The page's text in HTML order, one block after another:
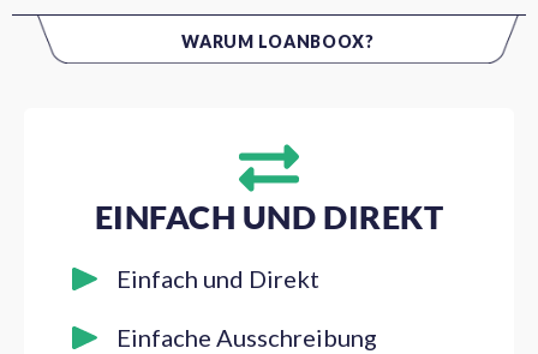
WARUM LOANBOOX?
EINFACH UND DIREKT
Einfach und Direkt
Einfache Ausschreibung